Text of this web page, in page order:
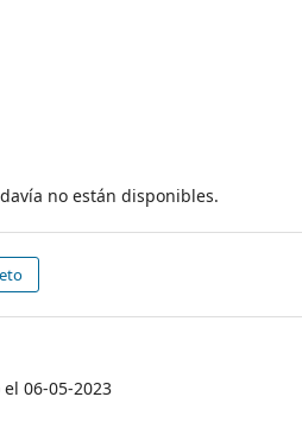
no están disponibles.
06-05-2023